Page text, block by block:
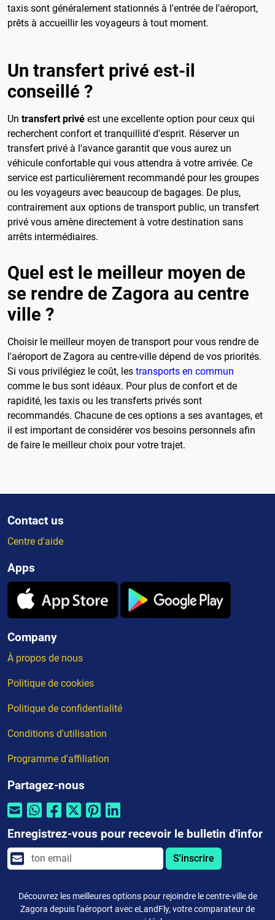
taxis sont généralement stationnés à l'entrée de l'aéroport,
prêts à accueillir les voyageurs à tout moment.
Un transfert privé est-il
conseillé ?
Un transfert privé est une excellente option pour ceux qui
recherchent confort et tranquillité d'esprit. Réserver un
transfert privé à l'avance garantit que vous aurez un
véhicule confortable qui vous attendra à votre arrivée. Ce
service est particulièrement recommandé pour les groupes
ou les voyageurs avec beaucoup de bagages. De plus,
contrairement aux options de transport public, un transfert
privé vous amène directement à votre destination sans
arrêts intermédiaires.
Quel est le meilleur moyen de
se rendre de Zagora au centre
ville ?
Choisir le meilleur moyen de transport pour vous rendre de
l'aéroport de Zagora au centre-ville dépend de vos priorités.
Si vous privilégiez le coût, les transports en commun
comme le bus sont idéaux. Pour plus de confort et de
rapidité, les taxis ou les transferts privés sont
recommandés. Chacune de ces options a ses avantages, et
il est important de considérer vos besoins personnels afin
de faire le meilleur choix pour votre trajet.
Contact us
Centre d'aide
Apps
Company
À propos de nous
Politique de cookies
Politique de confidentialité
Conditions d'utilisation
Programme d'affiliation
Partagez-nous
Enregistrez-vous pour recevoir le bulletin d'infor
S'inscrire
Découvrez les meilleures options pour rejoindre le centre-ville de
Zagora depuis l'aéroport avec eLandFly, votre comparateur de